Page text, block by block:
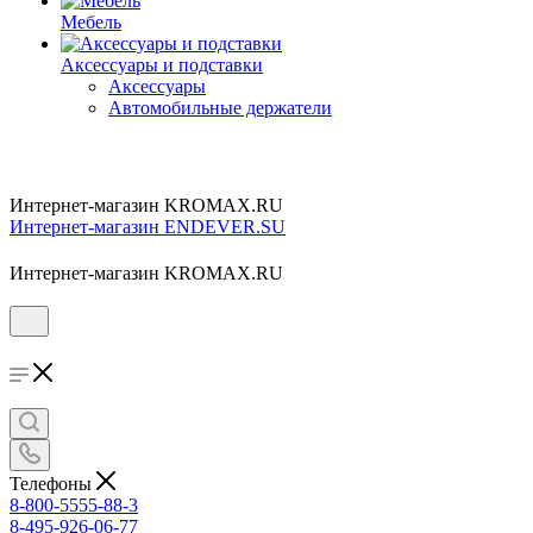
Мебель
Аксессуары и подставки
Аксессуары
Автомобильные держатели
Интернет-магазин KROMAX.RU
Интернет-магазин ENDEVER.SU
Интернет-магазин KROMAX.RU
Телефоны
8-800-5555-88-3
8-495-926-06-77